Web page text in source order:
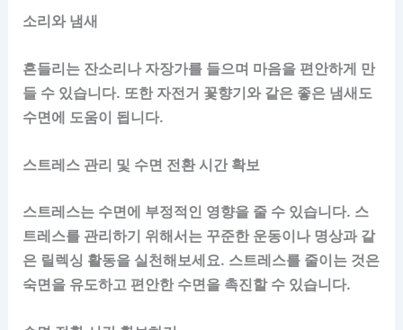
소리와 냄새
흔들리는 잔소리나 자장가를 들으며 마음을 편안하게 만
들 수 있습니다. 또한 자전거 꽃향기와 같은 좋은 냄새도
수면에 도움이 됩니다.
스트레스 관리 및 수면 전환 시간 확보
스트레스는 수면에 부정적인 영향을 줄 수 있습니다. 스
트레스를 관리하기 위해서는 꾸준한 운동이나 명상과 같
은 릴렉싱 활동을 실천해보세요. 스트레스를 줄이는 것은
숙면을 유도하고 편안한 수면을 촉진할 수 있습니다.